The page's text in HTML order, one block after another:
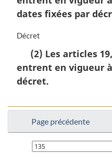
n
a
e
dates fixées par
N
e
m
g
n
Décret
(2) Les articles
entrent en vigueur
décret.
Page précédente
Choisissez
la